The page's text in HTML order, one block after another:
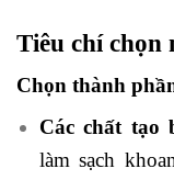
Tiêu chí chọn
Chọn thành
Các chất tạo
làm sạch